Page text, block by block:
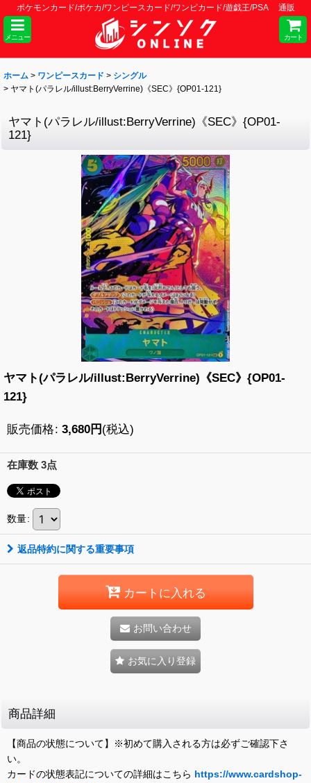
ポケモンカード/ポケカ/ワンピースカード/ワンピカード/遊戯王/PSA 通販
メニュー カート
ホーム > ワンピースカード > シングル
> ヤマト(パラレル/illust:BerryVerrine)《SEC》{OP01-121}
ヤマト(パラレル/illust:BerryVerrine)《SEC》{OP01-
121}
ヤマト(パラレル/illust:BerryVerrine)《SEC》{OP01-
121}
販売価格: 3,680円 (税込)
在庫数 3点
数量:
返品特約に関する重要事項
カートに入れる
お問い合わせ
お気に入り登録
商品詳細
【商品の状態について】※初めて購入される方は必ずご確認下さ
い。
カードの状態表記についての詳細はこちら https://www.cardshop-